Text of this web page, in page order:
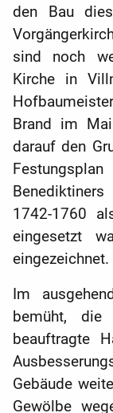
den Bau
sind noch
Kirche in
Brand im
darauf den
1742-1760
eingesetzt
eingezeichnet.
Im
bemüht,
beauftragte
Gebäude
Gewölbe